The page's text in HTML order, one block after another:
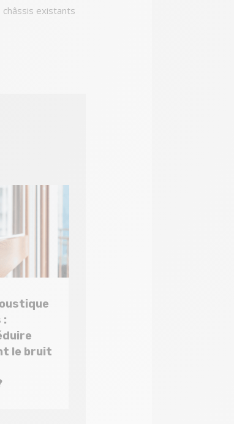
existants
:
le bruit